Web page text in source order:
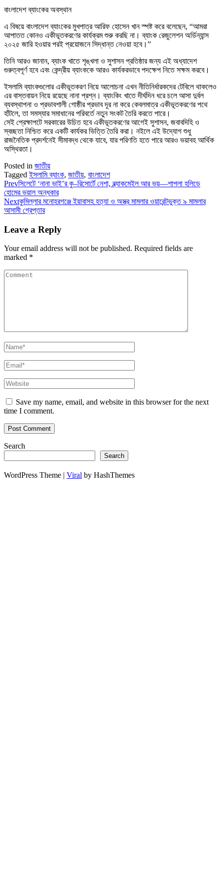
বাংলাদেশ ব্যাংকের অবস্থান
এ বিষয়ে বাংলাদেশ ব্যাংকের মুখপাত্র আরিফ হোসেন খান স্পষ্ট করে বলেছেন, “আমরা
আপাতত কোনও একীভূতকরণের কার্যক্রম শুরু করছি না। ব্যাংক রেজুলেশন অর্ডিন্যান্স
২০২৫ জারি হওয়ার পরই প্রয়োজনে সিদ্ধান্ত নেওয়া হবে।”
তিনি আরও জানান, ব্যাংক খাতে শৃঙ্খলা ও সুশাসন প্রতিষ্ঠার জন্য এই অধ্যাদেশ
গুরুত্বপূর্ণ হবে এবং কেন্দ্রীয় ব্যাংককে আরও কার্যকরভাবে পদক্ষেপ নিতে সক্ষম করবে।
ইসলামি ব্যাংকগুলোর একীভূতকরণ নিয়ে আলোচনা এখন নীতিনির্ধারকদের টেবিলে থাকলেও
এর বাস্তবায়ন নিয়ে রয়েছে নানা প্রশ্ন। ব্যাংকিং খাতে দীর্ঘদিন ধরে চলে আসা দুর্বল
ব্যবস্থাপনা ও প্রভাবশালী গোষ্ঠীর প্রভাব দূর না করে কেবলমাত্র একীভূতকরণের পথে
হাঁটলে, তা সমস্যার সমাধানের পরিবর্তে নতুন সংকট তৈরি করতে পারে।
সেই প্রেক্ষাপটে সরকারের উচিত হবে একীভূতকরণের আগেই সুশাসন, জবাবদিহি ও
স্বচ্ছতা নিশ্চিত করে একটি কার্যকর ভিত্তি তৈরি করা। নইলে এই উদ্যোগ শুধু
রাজনৈতিক প্রদর্শনেই সীমাবদ্ধ থেকে যাবে, যার পরিণতি হতে পারে আরও ভয়াবহ আর্থিক
অস্থিরতা।
Posted in জাতীয়
Taggedইসলামি ব্যাংক, জাতীয়, বাংলাদেশ
Prevসিলেটে ‘নানা ভাই’র কু–রিসোর্টে নেশা, ব্ল্যাকমেইল আর ভয়—শাপলা হলিডে
হোমের ভয়াল অন্ধকার
Nextকুমিল্লার মনোহরগঞ্জে ইয়াবাসহ হত্যা ও অস্ত্র মামলার ওয়ারেন্টভুক্ত ৯ মামলার
আসামী গ্রেপ্তার
Leave a Reply
Your email address will not be published. Required fields are
marked *
Save my name, email, and website in this browser for the next
time I comment.
Search
Search
WordPress Theme | Viral by HashThemes